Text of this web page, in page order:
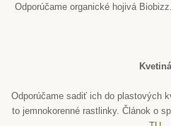
Odporúčame organické hojivá
Odporúčame sadiť ich do plastových
to jemnokorenné rastlinky. Článok o